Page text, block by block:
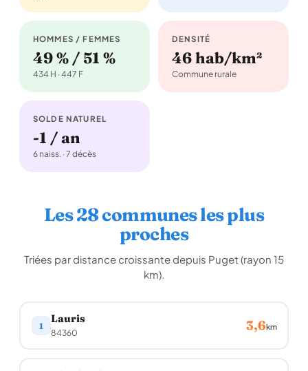
HOMMES / FEMMES
49 % / 51 %
434 H · 447 F
DENSITÉ
46 hab/km²
Commune rurale
SOLDE NATUREL
-1 / an
6 naiss. · 7 décès
Les 28 communes les plus
proches
Triées par distance croissante depuis Puget (rayon 15
km).
1
Lauris
84360 3,6km